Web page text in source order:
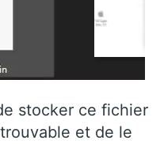
stocker ce fichier
et de le